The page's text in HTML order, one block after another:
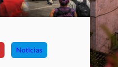
Noticias